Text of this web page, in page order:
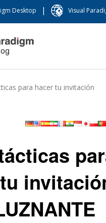
Desktop | Visual
para hacer tu invitación